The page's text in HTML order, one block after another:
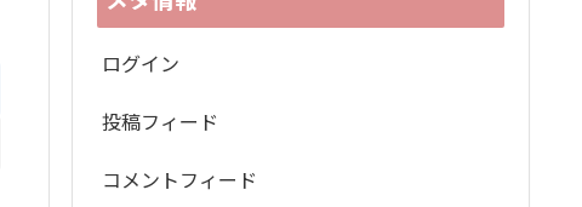
ログイン
投稿フィード
コメントフィード